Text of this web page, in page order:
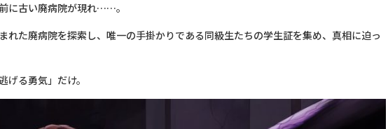
に古い廃病院が現れ……。
れた廃病院を探索し、唯一の手掛かりである同級生たちの学生証を集め、真相に迫っ
げる勇気」だけ。